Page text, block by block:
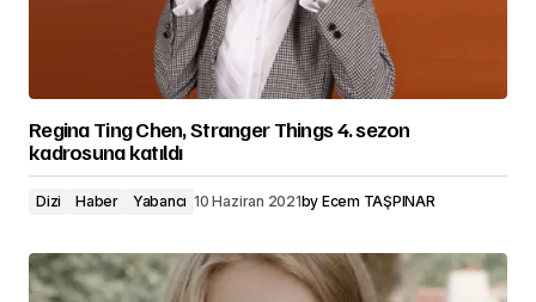
Regina Ting Chen, Stranger Things 4. sezon
kadrosuna katıldı
Dizi Haber Yabancı 10 Haziran 2021by Ecem TAŞPINAR